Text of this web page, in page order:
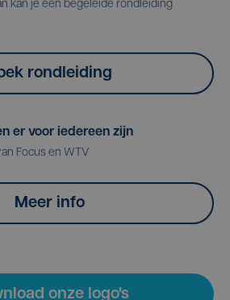
kan je een begeleide rondleiding
rondleiding
er voor iedereen zijn
Focus en WTV
Meer info
onze logo's